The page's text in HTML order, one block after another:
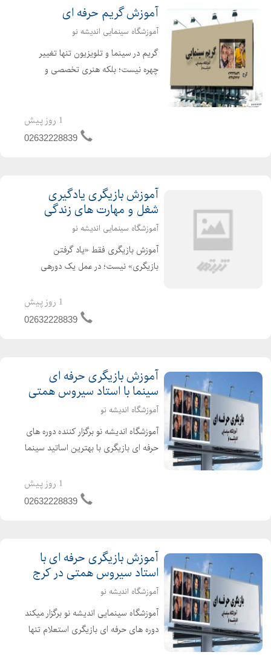
آموزش گریم حرفه ای
آموزشگاه سینمایی اندیشه نو
گریم در سینما و تلویزیون تنها تغییر
چهره نیست؛ بلکه هنری تخصصی و
میکند از ظاهر شخصی خود فراتر برود و به
وجودی تازه، باورپذیر و هماهنگ...
1 روز پیش
02632228839
آموزش بازیگری یادگیری
شغل و مهارت های زندگی
آموزشگاه سینمایی اندیشه نو
آموزش بازیگری فقط «یاد گرفتن
بازیگری» نیست؛ در عمل یک دورهی
تواناییها و مهارتهای هنری، ارتباطی و
انسانی را در هنرجو شکل میدهد. با توجه
1 روز پیش
02632228839
آموزش بازیگری حرفه ای
سینما با استاد سیروس همتی
آموزشگاه اندیشه نو
آموزشگاه اندیشه نو برگزار کننده دوره های
حرفه ای بازیگری با بهترین اساتید سینما
علی برجی اینجا در اندیشه نو شما کامل و
جامع ترین دوره بازیگری را آموزش
1 روز پیش
02632228839
آموزش بازیگری حرفه ای با
استاد سیروس همتی در کرج
آموزشگاه اندیشه نو
آموزشگاه سینمایی اندیشه نو برگزار میکند
دوره های حرفه ای بازیگری استعلام تنها